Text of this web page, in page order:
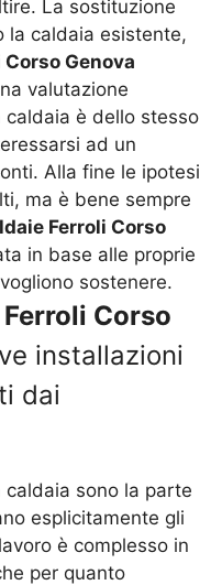
La sostituzione
la caldaia esistente,
Genova
valutazione
è dello stesso
ad un
Alla fine le ipotesi
ma è bene sempre
Ferroli Corso
in base alle proprie
sostenere.
Corso
installazioni
dai
sono la parte
esplicitamente gli
è complesso in
per quanto